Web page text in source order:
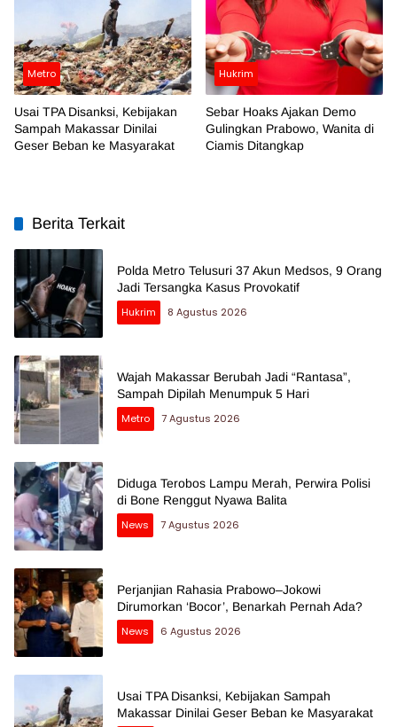
Metro
Usai TPA Disanksi, Kebijakan
Sampah Makassar Dinilai
Geser Beban ke Masyarakat
Hukrim
Sebar Hoaks Ajakan Demo
Gulingkan Prabowo, Wanita di
Ciamis Ditangkap
Berita Terkait
Polda Metro Telusuri 37 Akun Medsos, 9 Orang
Jadi Tersangka Kasus Provokatif
Hukrim
8 Agustus 2026
Wajah Makassar Berubah Jadi “Rantasa”,
Sampah Dipilah Menumpuk 5 Hari
Metro
7 Agustus 2026
Diduga Terobos Lampu Merah, Perwira Polisi
di Bone Renggut Nyawa Balita
News
7 Agustus 2026
Perjanjian Rahasia Prabowo–Jokowi
Dirumorkan ‘Bocor’, Benarkah Pernah Ada?
News
6 Agustus 2026
Usai TPA Disanksi, Kebijakan Sampah
Makassar Dinilai Geser Beban ke Masyarakat